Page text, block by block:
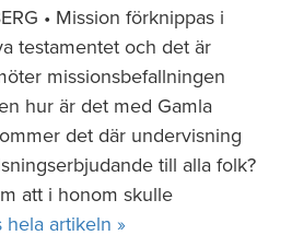
• Mission förknippas i
testamentet och det är
missionsbefallningen
hur är det med Gamla
det där undervisning
till alla folk?
att i honom skulle
hela artikeln »